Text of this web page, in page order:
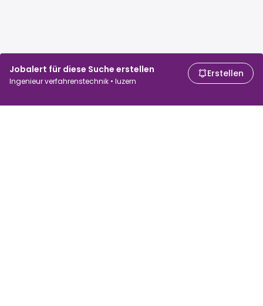
Jobalert für diese Suche erstellen
Ingenieur verfahrenstechnik • luzern
Erstellen